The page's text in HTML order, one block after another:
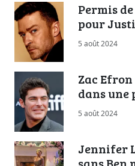
Permis
pour
5 août 2024
Zac
dans une
5 août 2024
Jennifer